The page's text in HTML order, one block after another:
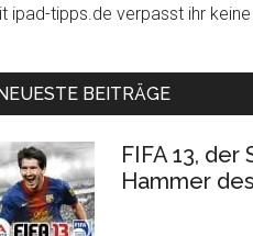
ipad-tipps.de verpasst ihr
BEITRÄGE
FIFA 13,
Hammer